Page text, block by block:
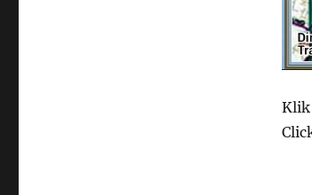
Klik